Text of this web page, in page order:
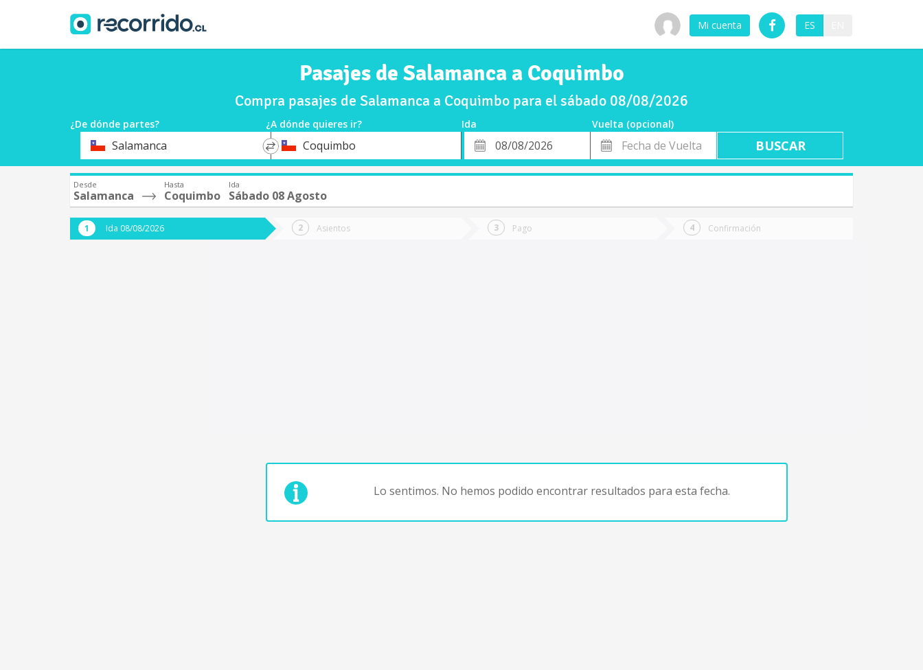
Mi cuenta ES
Pasajes de Salamanca a Coquimbo
Compra pasajes de Salamanca a Coquimbo para el sábado 08/08/2026
¿De dónde partes? ¿A dónde quieres ir? Ida
Vuelta (opcional)
OrigenSalamanca
*
DestinoCoquimbo
Fecha
de
Fecha
de
Vuelta
Desde
Salamanca
Hasta
Coquimbo
Ida
Sábado 08 Agosto
Ida 08/08/2026 Asientos Pago Confirmación
Lo sentimos. No hemos podido encontrar resultados para esta fecha.